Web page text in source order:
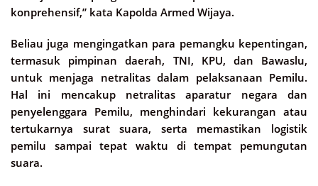
konprehensif,” kata Kapolda Armed Wijaya.
Beliau juga mengingatkan para pemangku kepentingan,
termasuk pimpinan daerah, TNI, KPU, dan Bawaslu,
untuk menjaga netralitas dalam pelaksanaan Pemilu.
Hal ini mencakup netralitas aparatur negara dan
penyelenggara Pemilu, menghindari kekurangan atau
tertukarnya surat suara, serta memastikan logistik
pemilu sampai tepat waktu di tempat pemungutan
suara.